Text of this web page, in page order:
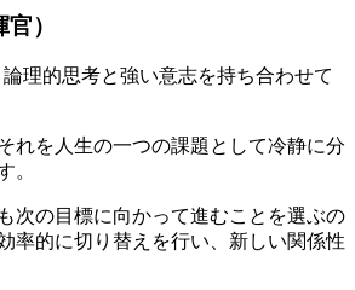
）
理的思考と強い意志を持ち合わせて
れを人生の一つの課題として冷静に分
。
次の目標に向かって進むことを選ぶの
率的に切り替えを行い、新しい関係性